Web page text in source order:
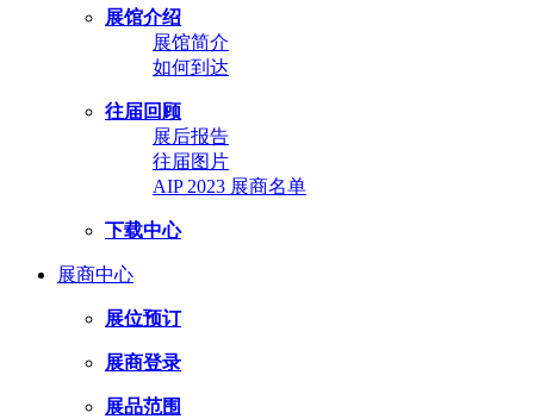
展馆介绍
展馆简介
如何到达
往届回顾
展后报告
往届图片
AIP 2023 展商名单
下载中心
展商中心
展位预订
展商登录
展品范围